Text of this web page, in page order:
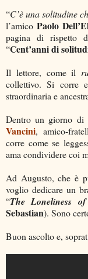
“C’è una solitudine
l’amico Paolo
pagina di rispetto
“Cent’anni di
Il lettore, come il
collettivo. Si corre
straordinaria e
Dentro un giorno di
Vancini, amico-
corre come se
ama condividere coi
Ad Augusto, che è
voglio dedicare un
“The Loneliness
Sebastian). Sono
Buon ascolto e,